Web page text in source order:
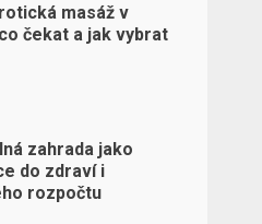
masáž v
čekat a jak vybrat
zahrada jako
do zdraví i
rozpočtu